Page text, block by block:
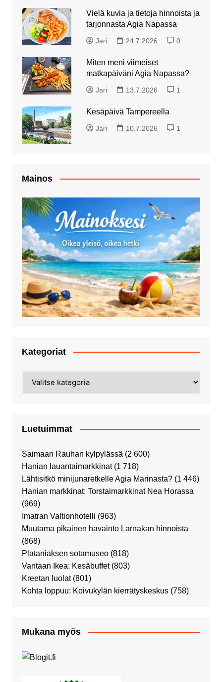
Vielä kuvia ja tietoja hinnoista ja
tarjonnasta Agia Napassa
Jari 24.7.2026 0
Miten meni viimeiset
matkapäiväni Agia Napassa?
Jari 13.7.2026 1
Kesäpäivä Tampereella
Jari 10.7.2026 1
Mainos
Kategoriat
Luetuimmat
Saimaan Rauhan kylpylässä (2 600)
Hanian lauantaimarkkinat (1 718)
Lähtisitkö minijunaretkelle Agia Marinasta? (1 446)
Hanian markkinat: Torstaimarkkinat Nea Horassa
(969)
Imatran Valtionhotelli (963)
Muutama pikainen havainto Larnakan hinnoista
(868)
Plataniaksen sotamuseo (818)
Vantaan Ikea: Kesäbuffet (803)
Kreetan luolat (801)
Kohta loppuu: Koivukylän kierrätyskeskus (758)
Mukana myös